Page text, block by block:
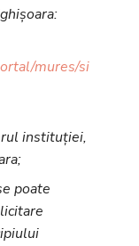
mures/
instituției,
poate